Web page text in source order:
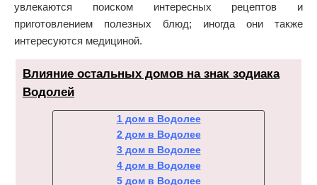
увлекаются поиском интересных рецептов и
приготовлением полезных блюд; иногда они также
интересуются медициной.
Влияние остальных домов на знак зодиака
Водолей
1 дом в Водолее
2 дом в Водолее
3 дом в Водолее
4 дом в Водолее
5 дом в Водолее